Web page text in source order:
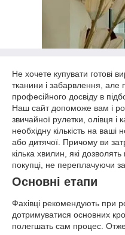
Не хочете купувати готові
тканини і забарвлення,
професійного досвіду в
Наш сайт допоможе вам і
звичайної рулетки, олівця і
необхідну кількість на ваші
або дитячої. Причому ви
кілька хвилин, які
покупці, не переплачуючи
Основні етапи
Фахівці рекомендують при
дотримуватися основних
полегшать сам процес.